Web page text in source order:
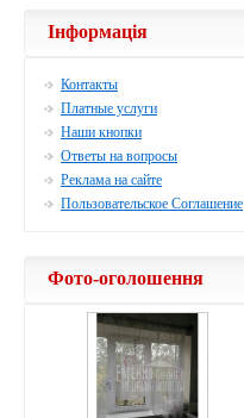
Інформація
Контакты
Платные услуги
Наши кнопки
Ответы на вопросы
Реклама на сайте
Пользовательское Соглашение
Фото-оголошення